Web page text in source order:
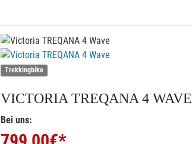
Trekkingbike
VICTORIA TREQANA 4 WAVE
Bei uns: